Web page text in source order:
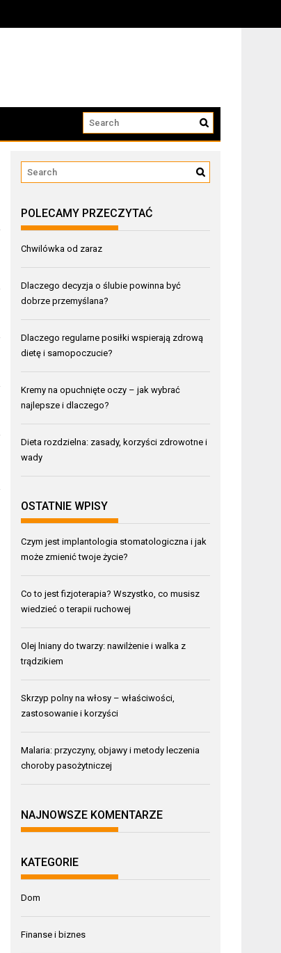
POLECAMY PRZECZYTAĆ
Chwilówka od zaraz
Dlaczego decyzja o ślubie powinna być
dobrze przemyślana?
Dlaczego regularne posiłki wspierają zdrową
dietę i samopoczucie?
Kremy na opuchnięte oczy – jak wybrać
najlepsze i dlaczego?
Dieta rozdzielna: zasady, korzyści zdrowotne i
wady
OSTATNIE WPISY
Czym jest implantologia stomatologiczna i jak
może zmienić twoje życie?
Co to jest fizjoterapia? Wszystko, co musisz
wiedzieć o terapii ruchowej
Olej lniany do twarzy: nawilżenie i walka z
trądzikiem
Skrzyp polny na włosy – właściwości,
zastosowanie i korzyści
Malaria: przyczyny, objawy i metody leczenia
choroby pasożytniczej
NAJNOWSZE KOMENTARZE
KATEGORIE
Dom
Finanse i biznes